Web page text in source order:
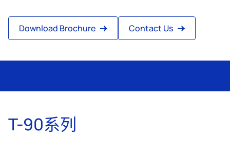
Download Brochure Contact Us
T-90系列